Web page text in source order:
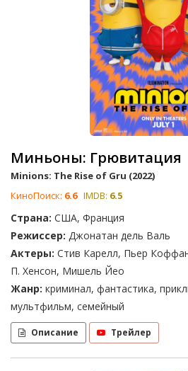
Миньоны: Грювитация
Minions: The Rise of Gru (2022)
КиноПоиск: 6.6 IMDB: 6.5
Страна: США, Франция
Режиссер: Джонатан дель Валь
Актеры: Стив Карелл, Пьер
П. Хенсон, Мишель Йео
Жанр: криминал, фантастика,
мультфильм, семейный
Описание Трейлер